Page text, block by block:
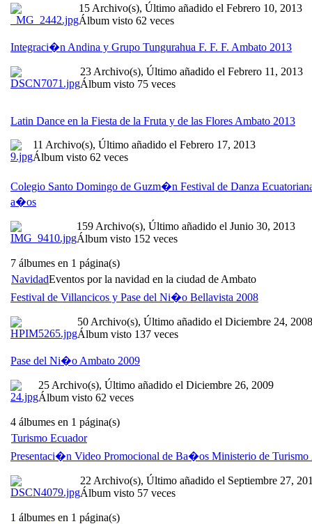
15 Archivo(s), Último añadido el Febrero 10, 2013
Álbum visto 62 veces
Integraci�n Andina y Grupo Tungurahua F. F. F. Ambato 2013
23 Archivo(s), Último añadido el Febrero 11, 2013
Álbum visto 75 veces
Latin Dance en la Fiesta de la Fruta y de las Flores Ambato 2013
11 Archivo(s), Último añadido el Febrero 17, 2013
Álbum visto 62 veces
Colegio Santo Domingo de Guzm�n Festival de Danza
a�os
159 Archivo(s), Último añadido el Junio 30, 2013
Álbum visto 152 veces
7 álbumes en 1 página(s)
NavidadEventos por la navidad en la ciudad de Ambato
Festival de Villancicos y Pase del Ni�o Bellavista 2008
50 Archivo(s), Último añadido el Diciembre 24, 2008
Álbum visto 137 veces
Pase del Ni�o Ambato 2009
25 Archivo(s), Último añadido el Diciembre 26, 2009
Álbum visto 62 veces
4 álbumes en 1 página(s)
Turismo Ecuador
Presentaci�n Video Promocional de Ba�os Ministerio de Turismo
22 Archivo(s), Último añadido el Septiembre 27,
Álbum visto 57 veces
1 álbumes en 1 página(s)